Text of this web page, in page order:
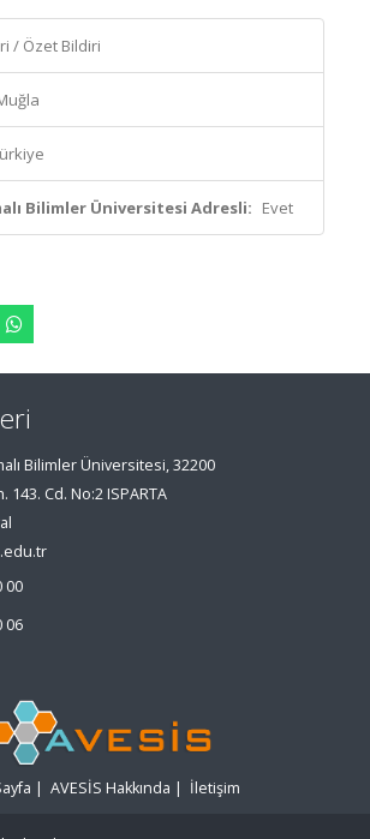
/ Özet Bildiri
Bilimler Üniversitesi Adresli: Evet
Bilimler Üniversitesi, 32200
143. Cd. No:2 ISPARTA
00
06
| AVESİS Hakkında | İletişim